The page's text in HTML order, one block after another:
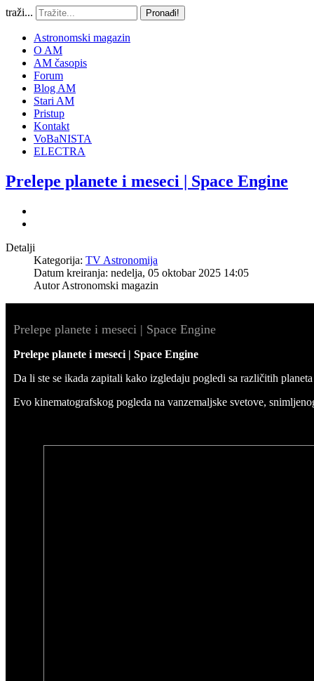
traži... Pronađi!
Astronomski magazin
O AM
AM časopis
Forum
Blog AM
Stari AM
Pristup
Kontakt
VoBaNISTA
ELECTRA
Prelepe planete i meseci | Space Engine
Detalji
Kategorija: TV Astronomija
Datum kreiranja: nedelja, 05 oktobar 2025 14:05
AutorAstronomski magazin
Prelepe planete i meseci | Space Engine
Prelepe planete i meseci | Space Engine
Da li ste se ikada zapitali kako izgledaju pogledi sa različitih planeta
Evo kinematografskog pogleda na vanzemaljske svetove,